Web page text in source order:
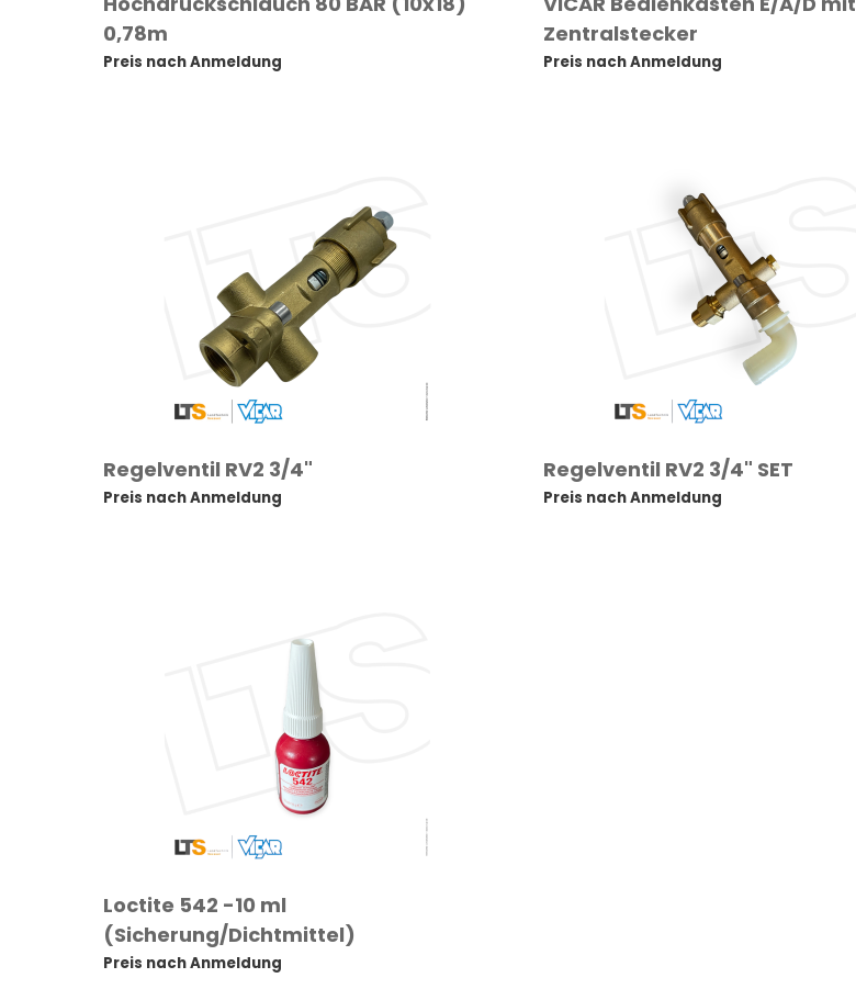
0,78m
Preis nach Anmeldung
Zentralstecker
Preis nach Anmeldung
Regelventil RV2 3/4"
Preis nach Anmeldung
Regelventil RV2 3/4" SET
Preis nach Anmeldung
Loctite 542 -10 ml
(Sicherung/Dichtmittel)
Preis nach Anmeldung